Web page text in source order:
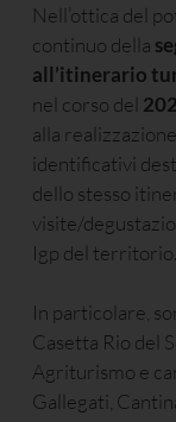
Nell’ottica del
continuo della
all’itinerario
nel corso del
alla
identificativi
dello stesso
visite/
Igp del territorio.
In particolare,
Casetta Rio del
Agriturismo e
Gallegati,